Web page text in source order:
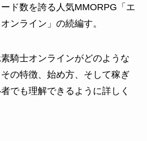
ド数を誇る人気MMORPG「エ
ンライン」の続編す。
騎士オンラインがどのような
の特徴、始め方、そして稼ぎ
でも理解できるように詳しく